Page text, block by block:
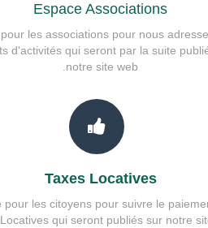
Espace Associations
les associations pour nous
d'activités qui seront par la suite
notre site web.
Taxes Locatives
pour les citoyens pour suivre le
qui seront publiés sur notre